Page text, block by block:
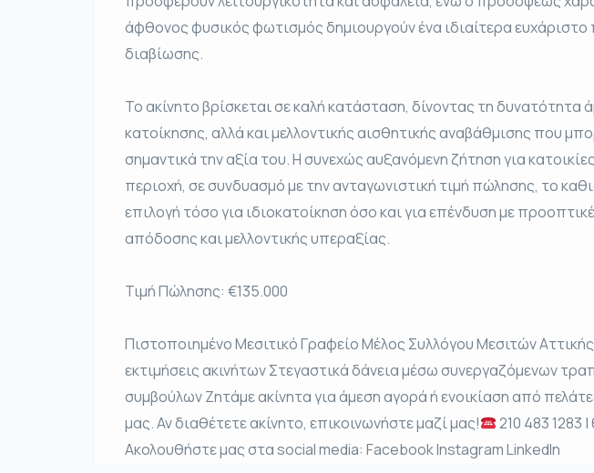
άφθονος φυσικός φωτισμός δημιουργούν ένα ιδιαίτερα ευχάριστο
διαβίωσης.
Το ακίνητο βρίσκεται σε καλή κατάσταση, δίνοντας τη δυνατότητα
κατοίκησης, αλλά και μελλοντικής αισθητικής αναβάθμισης που
σημαντικά την αξία του. Η συνεχώς αυξανόμενη ζήτηση για
περιοχή, σε συνδυασμό με την ανταγωνιστική τιμή πώλησης, το
επιλογή τόσο για ιδιοκατοίκηση όσο και για επένδυση με
απόδοσης και μελλοντικής υπεραξίας.
Τιμή Πώλησης: €135.000
Πιστοποιημένο Μεσιτικό Γραφείο Μέλος Συλλόγου Μεσιτών
εκτιμήσεις ακινήτων Στεγαστικά δάνεια μέσω συνεργαζόμενων
συμβούλων Ζητάμε ακίνητα για άμεση αγορά ή ενοικίαση από
μας. Αν διαθέτετε ακίνητο, επικοινωνήστε μαζί μας!
210 483 1283
Ακολουθήστε μας στα social media: Facebook Instagram LinkedIn